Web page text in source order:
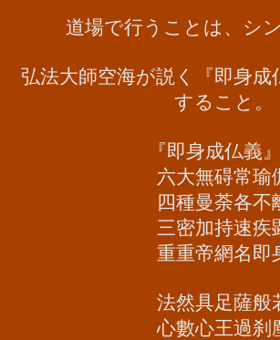
道場で行うことは、シ
弘法大師空海が説く『即身成
すること。
『即身成仏義
六大無碍常瑜
四種曼荼各不
三密加持速疾
重重帝網名即
法然具足薩般
心數心王過刹